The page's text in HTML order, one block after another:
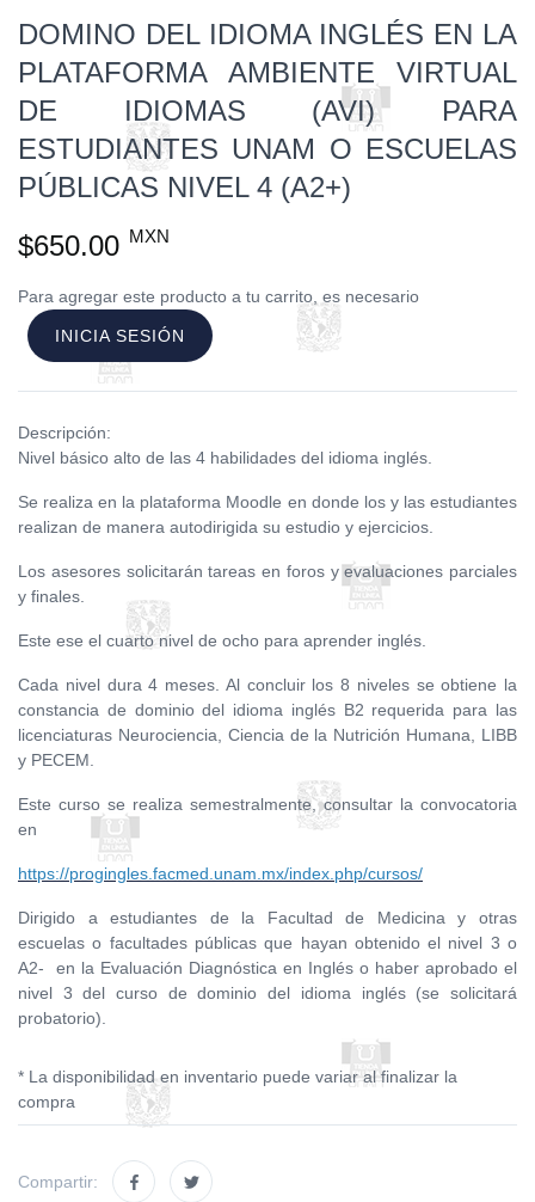
DOMINO DEL IDIOMA INGLÉS EN LA
PLATAFORMA AMBIENTE VIRTUAL
DE IDIOMAS (AVI) PARA
ESTUDIANTES UNAM O ESCUELAS
PÚBLICAS NIVEL 4 (A2+)
$650.00 MXN
Para agregar este producto a tu carrito, es necesario
INICIA SESIÓN
Descripción:
Nivel básico alto de las 4 habilidades del idioma inglés.
Se realiza en la plataforma Moodle en donde los y las estudiantes
realizan de manera autodirigida su estudio y ejercicios.
Los asesores solicitarán tareas en foros y evaluaciones parciales
y finales.
Este ese el cuarto nivel de ocho para aprender inglés.
Cada nivel dura 4 meses. Al concluir los 8 niveles se obtiene la
constancia de dominio del idioma inglés B2 requerida para las
licenciaturas Neurociencia, Ciencia de la Nutrición Humana, LIBB
y PECEM.
Este curso se realiza semestralmente, consultar la convocatoria
en
https://progingles.facmed.unam.mx/index.php/cursos/
Dirigido a estudiantes de la Facultad de Medicina y otras
escuelas o facultades públicas que hayan obtenido el nivel 3 o
A2- en la Evaluación Diagnóstica en Inglés o haber aprobado el
nivel 3 del curso de dominio del idioma inglés (se solicitará
probatorio).
* La disponibilidad en inventario puede variar al finalizar la
compra
Compartir: